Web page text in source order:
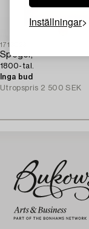
Inställningar
1713023
Spegel,
1800-tal.
Inga bud
Utropspris 2 500 SEK